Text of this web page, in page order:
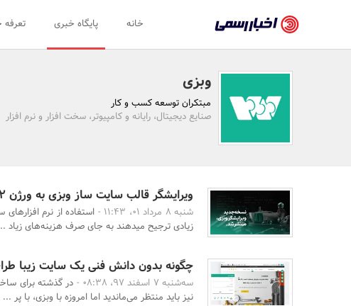
رسمی
اخبار
تایید
سازمان‌ها
و
روابط
عمومی‌ها
خانه پایگاه خبری
وبزی
مبتکران توسعه کسب و کار
صنایع دیجیتال، رایانه و کامپیوتر، سخت افزار و نرم افزار
ویرایشگر قالب سایت ساز وبزی به ورژن 2 ارتقا پیدا کرد
شنبه 8 مرداد 01، 11:43 -
استفاده از نرم
زیادی ترجیح میدهند به جای صرف هزینه‌های زیاد
چگونه بدون دانش فنی یک سایت زیبا
سه‌شنبه 7 اسفند 97، 08:38 -
در گذشته برای
نیز باید منتظر می‌ماندید اما امروزه با وبزی، با پر ...